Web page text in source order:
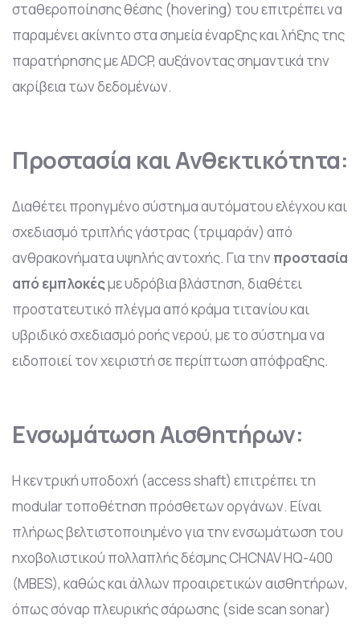
σταθεροποίησης θέσης (hovering) του επιτρέπει να
παραμένει ακίνητο στα σημεία έναρξης και λήξης της
παρατήρησης με ADCP, αυξάνοντας σημαντικά την
ακρίβεια των δεδομένων.
Προστασία και Ανθεκτικότητα:
Διαθέτει προηγμένο σύστημα αυτόματου ελέγχου και
σχεδιασμό τριπλής γάστρας (τριμαράν) από
ανθρακονήματα υψηλής αντοχής. Για την προστασία
από εμπλοκέςμε υδρόβια βλάστηση, διαθέτει
προστατευτικό πλέγμα από κράμα τιτανίου και
υβριδικό σχεδιασμό ροής νερού, με το σύστημα να
ειδοποιεί τον χειριστή σε περίπτωση απόφραξης.
Ενσωμάτωση Αισθητήρων:
Η κεντρική υποδοχή (access shaft) επιτρέπει τη
modular τοποθέτηση πρόσθετων οργάνων. Είναι
πλήρως βελτιστοποιημένο για την ενσωμάτωση του
ηχοβολιστικού πολλαπλής δέσμης CHCNAV HQ-400
(MBES), καθώς και άλλων προαιρετικών αισθητήρων,
όπως σόναρ πλευρικής σάρωσης (side scan sonar)